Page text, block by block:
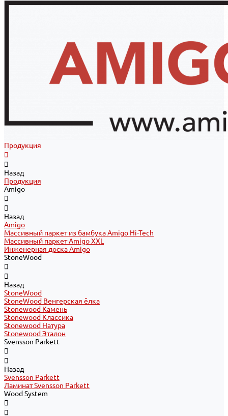
Продукция
Назад
Продукция
Amigo
Назад
Amigo
Массивный паркет из бамбука Amigo Hi-Tech
Массивный паркет Amigo XXL
Инженерная доска Amigo
StoneWood
Назад
StoneWood
StoneWood Венгерская ёлка
Stonewood Камень
Stonewood Классика
Stonewood Натура
Stonewood Эталон
Svensson Parkett
Назад
Svensson Parkett
Ламинат Svensson Parkett
Wood System